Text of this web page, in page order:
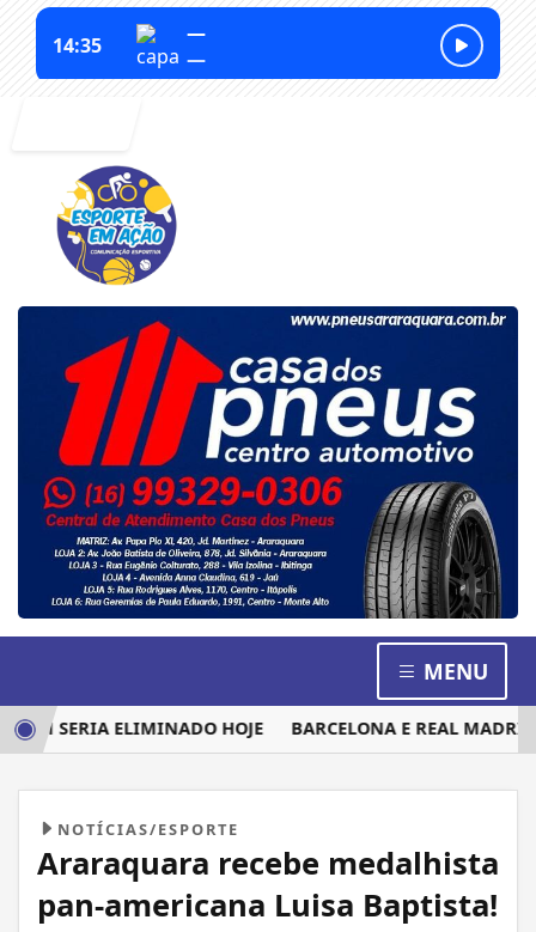
MENU
SERIA ELIMINADO HOJE BARCELONA E REAL MADRID
NOTÍCIAS/ESPORTE
Araraquara recebe medalhista
pan-americana Luisa Baptista!